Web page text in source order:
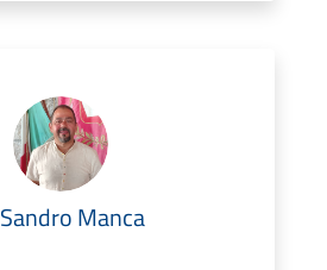
Sandro Manca